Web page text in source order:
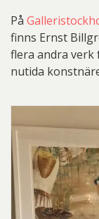
På
finns Ernst
flera andra verk
nutida